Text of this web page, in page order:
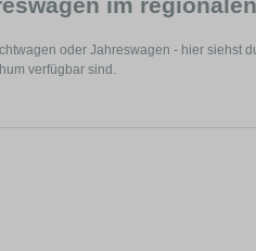
oder Jahreswagen - hier siehst
verfügbar sind.